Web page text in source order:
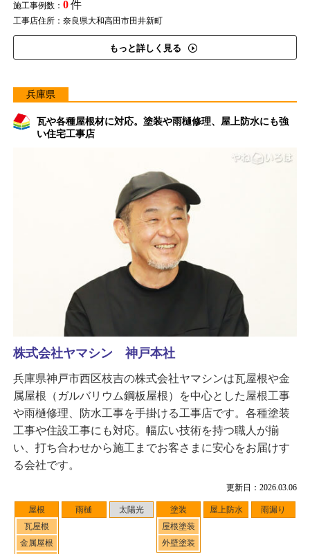
施工事例数： 0件
工事店住所：奈良県大和高田市田井新町
もっと詳しく見る
兵庫県
瓦や各種屋根材に対応。塗装や雨樋修理、屋上防水にも強
い住宅工事店
更新日：2026.03.06
屋根
瓦屋根
金属屋根
雨樋 太陽光
塗装
屋根塗装
外壁塗装
屋上防水 雨漏り
株式会社ヤマシン 神戸本社
兵庫県神戸市西区枝吉の株式会社ヤマシンは瓦屋根や金
属屋根（ガルバリウム鋼板屋根）を中心とした屋根工事
や雨樋修理、防水工事を手掛ける工事店です。各種塗装
工事や住設工事にも対応。幅広い技術を持つ職人が揃
い、打ち合わせから施工までお客さまに安心をお届けす
る会社です。